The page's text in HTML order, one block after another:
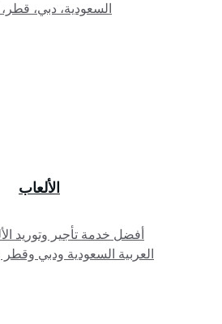
السعودية، دبي،
أفضل خدمة تأجير وتوريد
العربية السعودية ودبي
الألعاب